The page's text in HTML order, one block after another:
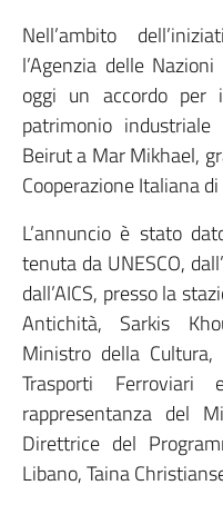
Nell’ambito
l’Agenzia delle
oggi un accordo
patrimonio
Beirut a Mar Mikhael,
Cooperazione Italiana
L’annuncio è stato
tenuta da UNESCO,
dall’AICS, presso la
Antichità, Sarkis
Ministro della
Trasporti
rappresentanza del
Direttrice del
Libano, Taina